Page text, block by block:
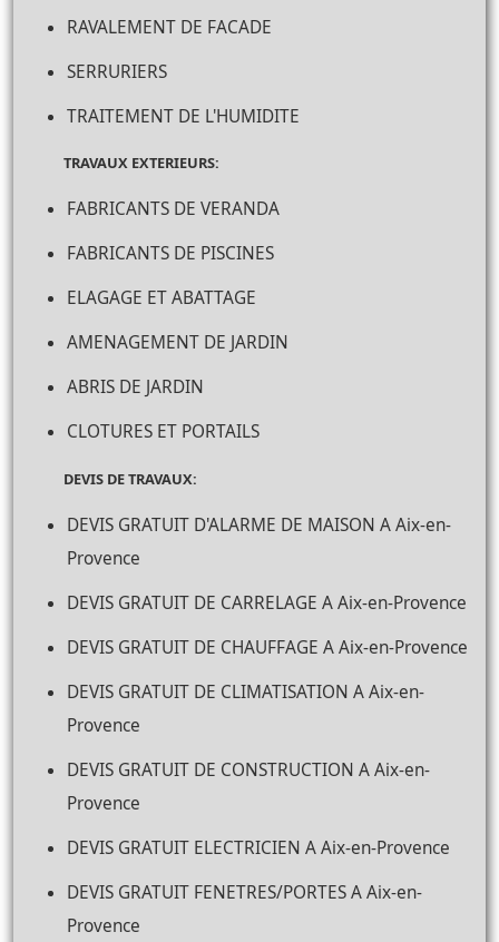
RAVALEMENT DE FACADE
SERRURIERS
TRAITEMENT DE L'HUMIDITE
TRAVAUX EXTERIEURS:
FABRICANTS DE VERANDA
FABRICANTS DE PISCINES
ELAGAGE ET ABATTAGE
AMENAGEMENT DE JARDIN
ABRIS DE JARDIN
CLOTURES ET PORTAILS
DEVIS DE TRAVAUX:
DEVIS GRATUIT D'ALARME DE MAISON A Aix-en-
Provence
DEVIS GRATUIT DE CARRELAGE A Aix-en-Provence
DEVIS GRATUIT DE CHAUFFAGE A Aix-en-Provence
DEVIS GRATUIT DE CLIMATISATION A Aix-en-
Provence
DEVIS GRATUIT DE CONSTRUCTION A Aix-en-
Provence
DEVIS GRATUIT ELECTRICIEN A Aix-en-Provence
DEVIS GRATUIT FENETRES/PORTES A Aix-en-
Provence